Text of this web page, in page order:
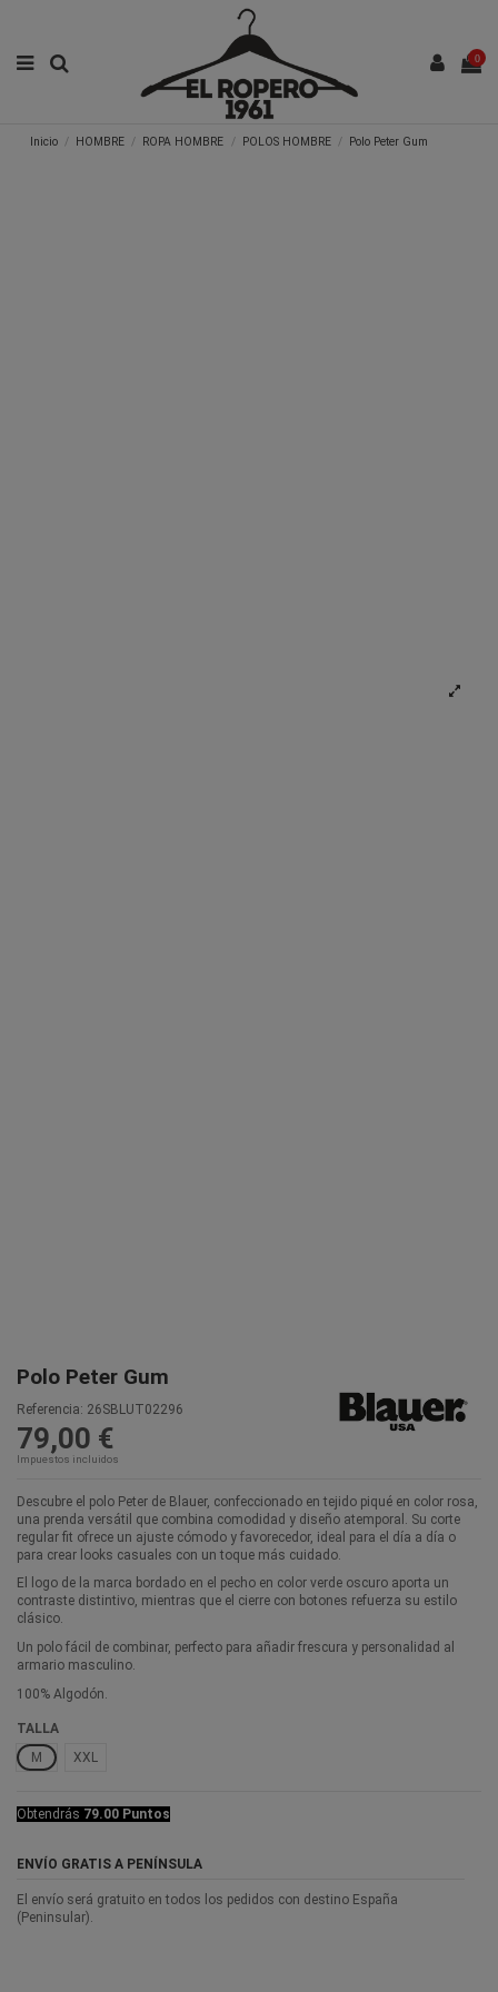
0
Inicio HOMBRE ROPA HOMBRE POLOS HOMBRE Polo Peter Gum
Polo Peter Gum
Referencia: 26SBLUT02296
79,00 €
Impuestos incluidos
Descubre el polo Peter de Blauer, confeccionado en tejido piqué en color rosa,
una prenda versátil que combina comodidad y diseño atemporal. Su corte
regular fit ofrece un ajuste cómodo y favorecedor, ideal para el día a día o
para crear looks casuales con un toque más cuidado.
El logo de la marca bordado en el pecho en color verde oscuro aporta un
contraste distintivo, mientras que el cierre con botones refuerza su estilo
clásico.
Un polo fácil de combinar, perfecto para añadir frescura y personalidad al
armario masculino.
100% Algodón.
TALLA
M
XXL
Obtendrás 79.00 Puntos
ENVÍO GRATIS A PENÍNSULA
El envío será gratuito en todos los pedidos con destino España
(Peninsular).